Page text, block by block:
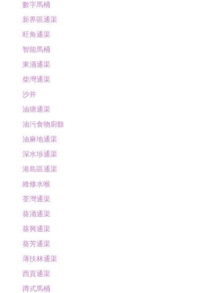
數字馬桶
新界區通渠
旺角通渠
智能馬桶
東涌通渠
柴灣通渠
沙井
油塘通渠
油污食物廚餘
油麻地通渠
深水埗通渠
港島區通渠
維修水喉
荃灣通渠
葵涌通渠
葵興通渠
葵芳通渠
薄扶林通渠
西貢通渠
蹲式馬桶